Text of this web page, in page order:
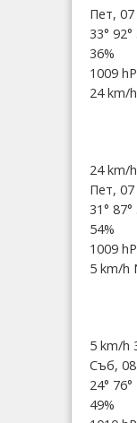
Пет, 07
33° 92°
36%
1009
24 km/
24 km/h
Пет, 07
31° 87°
54%
1009
5 km/h
5 km/h
Съб,
24° 76°
49%